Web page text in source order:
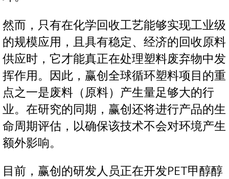
然而，只有在化学回收工艺能够实现工业级
的规模应用，且具有稳定、经济的回收原料
供应时，它才能真正在处理塑料废弃物中发
挥作用。因此，赢创全球循环塑料项目的重
点之一是废料（原料）产生量足够大的行
业。在研究的同期，赢创还将进行产品的生
命周期评估，以确保该技术不会对环境产生
额外影响。
目前，赢创的研发人员正在开发PET甲醇醇